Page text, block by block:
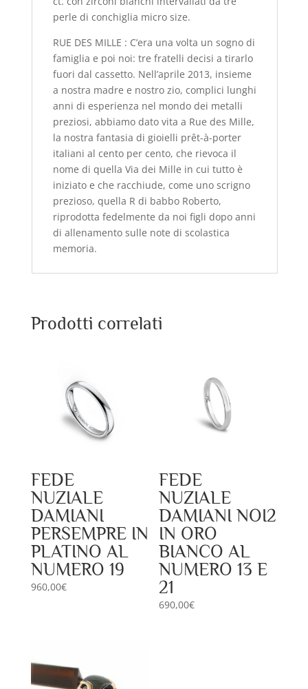
perle di conchiglia micro size.
RUE DES MILLE : C’era una volta un sogno di
famiglia e poi noi: tre fratelli decisi a tirarlo
fuori dal cassetto. Nell’aprile 2013, insieme
a nostra madre e nostro zio, complici lunghi
anni di esperienza nel mondo dei metalli
preziosi, abbiamo dato vita a Rue des Mille,
la nostra fantasia di gioielli prêt-à-porter
italiani al cento per cento, che rievoca il
nome di quella Via dei Mille in cui tutto è
iniziato e che racchiude, come uno scrigno
prezioso, quella R di babbo Roberto,
riprodotta fedelmente da noi figli dopo anni
di allenamento sulle note di scolastica
memoria.
Prodotti correlati
FEDE
NUZIALE
DAMIANI
PERSEMPRE IN
PLATINO AL
NUMERO 19
960,00€
FEDE
NUZIALE
DAMIANI NOI2
IN ORO
BIANCO AL
NUMERO 13 E
21
690,00€